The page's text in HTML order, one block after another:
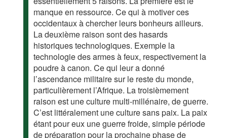
manque en ressource. Ce qui à motiver ces
occidentaux à chercher leurs bonheurs ailleurs.
La deuxième raison sont des hasards
historiques technologiques. Exemple la
technologie des armes à feux, respectivement la
poudre à canon. Ce qui leur a donné
l’ascendance militaire sur le reste du monde,
particulièrement l’Afrique. La troisièmement
raison est une culture multi-millénaire, de guerre.
C’est littéralement une culture sans paix. La paix
étant pour eux une guerre froide, simple période
de préparation pour la prochaine phase de